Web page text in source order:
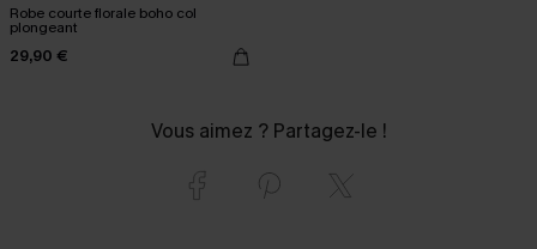
Robe courte florale boho col
plongeant
29,90 €
Vous aimez ? Partagez-le !